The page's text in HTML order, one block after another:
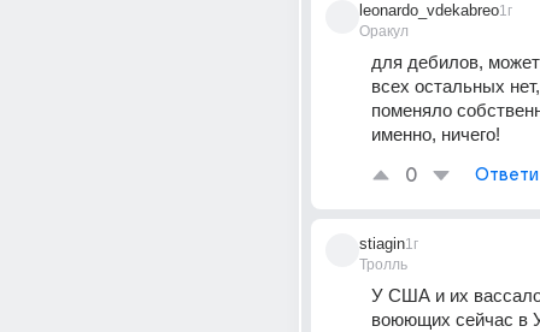
leonardo_vdekabreo
Оракул
1г
для дебилов,
всех остальных
поменяло
именно, ничего!
0
stiagin
Тролль
1г
У США и их
воюющих сейчас в